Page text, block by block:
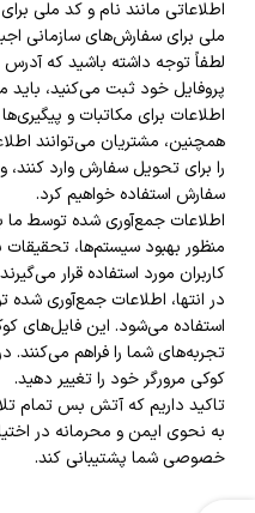
اطلاعاتی مانند نام و کد ملی
ملی برای سفارش‌های سازمانی
لطفاً توجه داشته باشید که
پروفایل خود ثبت می‌کنید، باید
اطلاعات برای مکاتبات و
همچنین، مشتریان می‌توانند
را برای تحویل سفارش وارد کنند،
سفارش استفاده خواهیم کرد.
اطلاعات جمع‌آوری شده توسط ما
منظور بهبود سیستم‌ها، تحقیقات
کاربران مورد استفاده قرار می‌گیرند
در انتها، اطلاعات جمع‌آوری
استفاده می‌شود. این فایل‌های
تجربه‌های شما را فراهم می‌کنند.
کوکی مرورگر خود را تغییر دهید.
تاکید داریم که آتش بس تمام
به نحوی ایمن و محرمانه در
خصوصی شما پشتیبانی کند.